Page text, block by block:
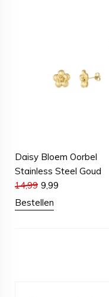
Daisy Bloem Oorbel
Stainless Steel Goud
14,99 9,99
Bestellen